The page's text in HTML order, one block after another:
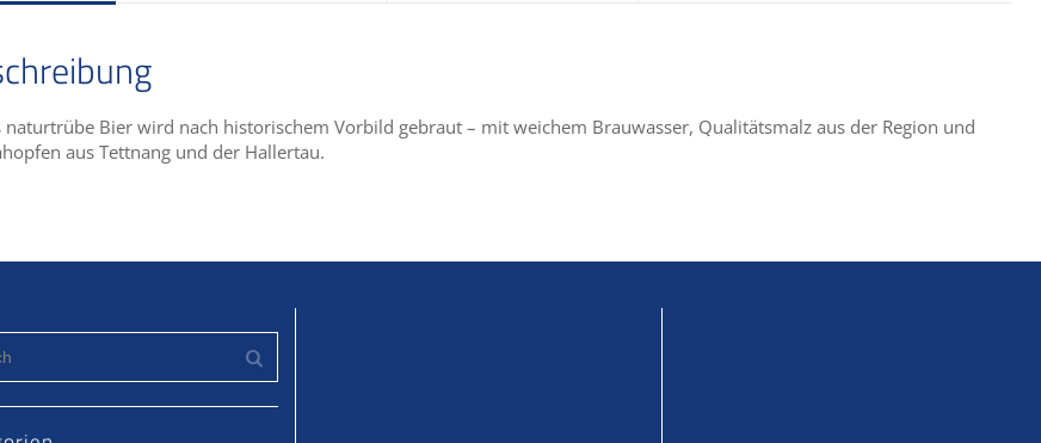
naturtrübe Bier wird nach historischem Vorbild gebraut – mit weichem Brauwasser, Qualitätsmalz aus der Region und
aus Tettnang und der Hallertau.